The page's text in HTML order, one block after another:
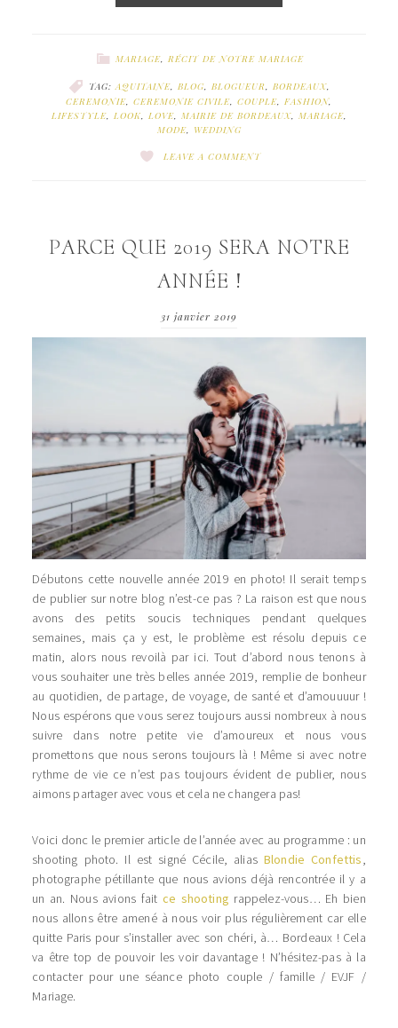
MARIAGE, RÉCIT DE NOTRE MARIAGE
TAG: AQUITAINE, BLOG, BLOGUEUR BORDEAUX,
CEREMONIE CEREMONIE CIVILE COUPLE FASHION,
LIFESTYLE, LOOK LOVE, MAIRIE DE BORDEAUX, MARIAGE,
MODE, WEDDING
LEAVE A COMMENT
PARCE QUE 2019 SERA NOTRE
ANNÉE !
31 janvier 2019
Débutons cette nouvelle année 2019 en photo! Il serait temps
de publier sur notre blog n’est-ce pas ? La raison est que nous
avons des petits soucis techniques pendant quelques
semaines, mais ça y est, le problème est résolu depuis ce
matin, alors nous revoilà par ici. Tout d’abord nous tenons à
vous souhaiter une très belles année 2019, remplie de bonheur
au quotidien, de partage, de voyage, de santé et d’amouuuur !
Nous espérons que vous serez toujours aussi nombreux à nous
suivre dans notre petite vie d’amoureux et nous vous
promettons que nous serons toujours là ! Même si avec notre
rythme de vie ce n’est pas toujours évident de publier, nous
aimons partager avec vous et cela ne changera pas!
Voici donc le premier article de l’année avec au programme : un
shooting photo. Il est signé Cécile, alias Blondie Confettis,
photographe pétillante que nous avions déjà rencontrée il y a
un an. Nous avions fait ce shooting rappelez-vous… Eh bien
nous allons être amené à nous voir plus régulièrement car elle
quitte Paris pour s’installer avec son chéri, à… Bordeaux ! Cela
va être top de pouvoir les voir davantage ! N’hésitez-pas à la
contacter pour une séance photo couple / famille / EVJF /
Mariage.